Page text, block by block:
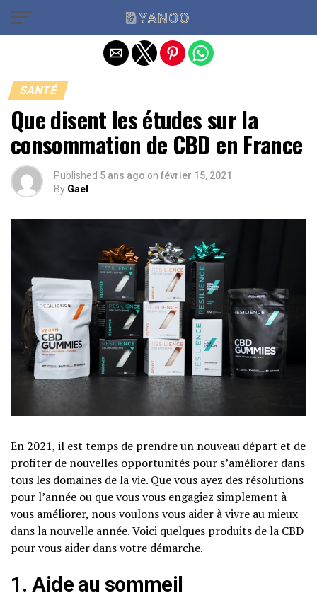
SANTÉ
Que disent les études sur la
consommation de CBD en France
Published 5 ans ago on février 15, 2021
By Gael
En 2021, il est temps de prendre un nouveau départ et de
profiter de nouvelles opportunités pour s’améliorer dans
tous les domaines de la vie. Que vous ayez des résolutions
pour l’année ou que vous vous engagiez simplement à
vous améliorer, nous voulons vous aider à vivre au mieux
dans la nouvelle année. Voici quelques produits de la CBD
pour vous aider dans votre démarche.
1. Aide au sommeil
Quitter la version mobile